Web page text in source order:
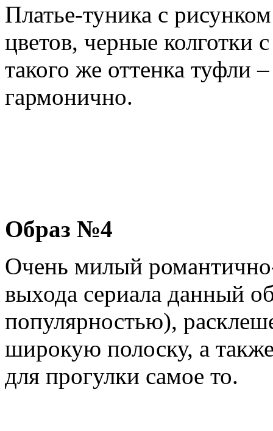
Платье-туника с
цветов, черные колготки
такого же оттенка туфли
гармонично.
Образ №4
Очень милый
выхода сериала данный
популярностью),
широкую полоску, а
для прогулки самое то.